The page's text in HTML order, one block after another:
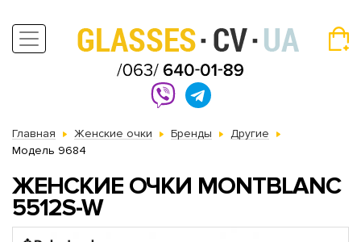
Главная Женские очки Бренды
Другие
Модель 9684
ЖЕНСКИЕ ОЧКИ MONTBLANC
5512S-W